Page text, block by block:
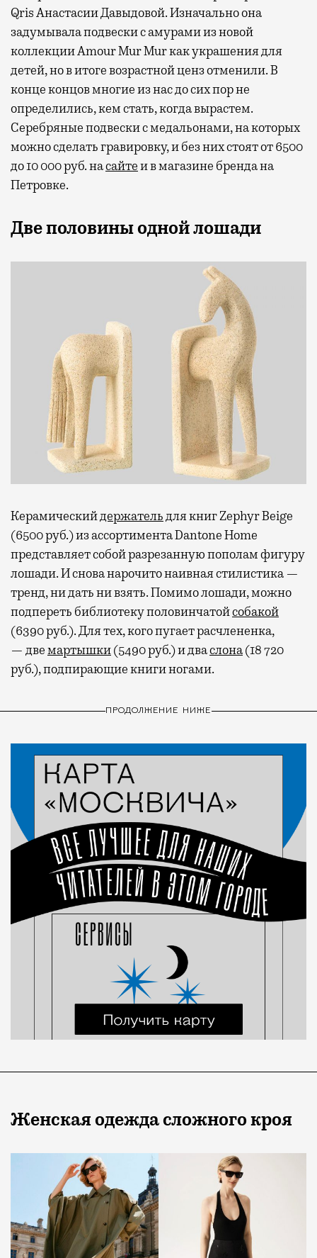
Qris Анастасии Давыдовой. Изначально она
задумывала подвески с амурами из новой
коллекции Amour Mur Mur как украшения для
детей, но в итоге возрастной ценз отменили. В
конце концов многие из нас до сих пор не
определились, кем стать, когда вырастем.
Серебряные подвески с медальонами, на которых
можно сделать гравировку, и без них стоят от 6500
до 10 000 руб. насайтеи в магазине бренда на
Петровке.
Две половины одной лошади
Керамическийдержательдля книг Zephyr Beige
(6500 руб.) из ассортимента Dantone Home
представляет собой разрезанную пополам фигуру
лошади. И снова нарочито наивная стилистика —
тренд, ни дать ни взять. Помимо лошади, можно
подпереть библиотеку половинчатойсобакой
(6390 руб.). Для тех, кого пугает расчлененка,
— двемартышки(5490 руб.) и дваслона(18 720
руб.), подпирающие книги ногами.
ПРОДОЛЖЕНИЕ НИЖЕ
Женская одежда сложного кроя